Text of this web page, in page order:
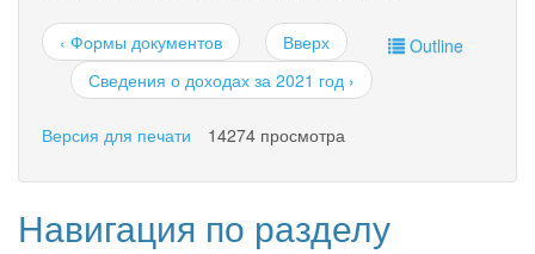
Outline
‹ Формы документов
Вверх
Сведения о доходах за 2021 год ›
Версия для печати 14274 просмотра
Навигация по разделу